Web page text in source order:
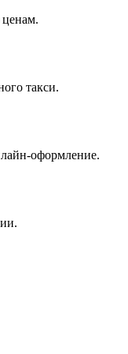
такси.
оформление.